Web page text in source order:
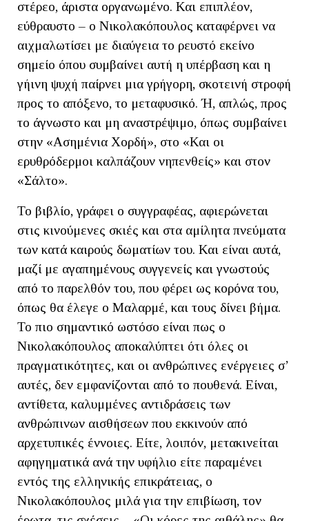
στέρεο, άριστα οργανωμένο. Και επιπλέον,
εύθραυστο – ο Νικολακόπουλος καταφέρνει να
αιχμαλωτίσει με διαύγεια το ρευστό εκείνο
σημείο όπου συμβαίνει αυτή η υπέρβαση και η
γήινη ψυχή παίρνει μια γρήγορη, σκοτεινή στροφή
προς το απόξενο, το μεταφυσικό. Ή, απλώς, προς
το άγνωστο και μη αναστρέψιμο, όπως συμβαίνει
στην «Ασημένια Χορδή», στο «Και οι
ερυθρόδερμοι καλπάζουν νηπενθείς» και στον
«Σάλτο».
Το βιβλίο, γράφει ο συγγραφέας, αφιερώνεται
στις κινούμενες σκιές και στα αμίλητα πνεύματα
των κατά καιρούς δωματίων του. Και είναι αυτά,
μαζί με αγαπημένους συγγενείς και γνωστούς
από το παρελθόν του, που φέρει ως κορόνα του,
όπως θα έλεγε ο Mαλαρμέ, και τους δίνει βήμα.
Το πιο σημαντικό ωστόσο είναι πως ο
Νικολακόπουλος αποκαλύπτει ότι όλες οι
πραγματικότητες, και οι ανθρώπινες ενέργειες σ’
αυτές, δεν εμφανίζονται από το πουθενά. Είναι,
αντίθετα, καλυμμένες αντιδράσεις των
ανθρώπινων αισθήσεων που εκκινούν από
αρχετυπικές έννοιες. Είτε, λοιπόν, μετακινείται
αφηγηματικά ανά την υφήλιο είτε παραμένει
εντός της ελληνικής επικράτειας, ο
Νικολακόπουλος μιλά για την επιβίωση, τον